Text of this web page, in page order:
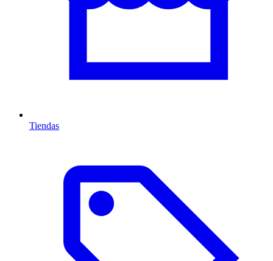
Tiendas